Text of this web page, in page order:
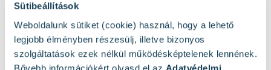
Sütibeállítások
Weboldalunk sütiket (cookie) használ, hogy a lehető
legjobb élményben részesülj, illetve bizonyos
szolgáltatások ezek nélkül működésképtelenek lennének.
Bővebb információkért olvasd el az Adatvédelmi